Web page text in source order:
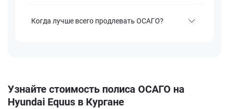
Когда лучше всего продлевать ОСАГО?
Узнайте стоимость полиса ОСАГО на
Hyundai Equus в Кургане